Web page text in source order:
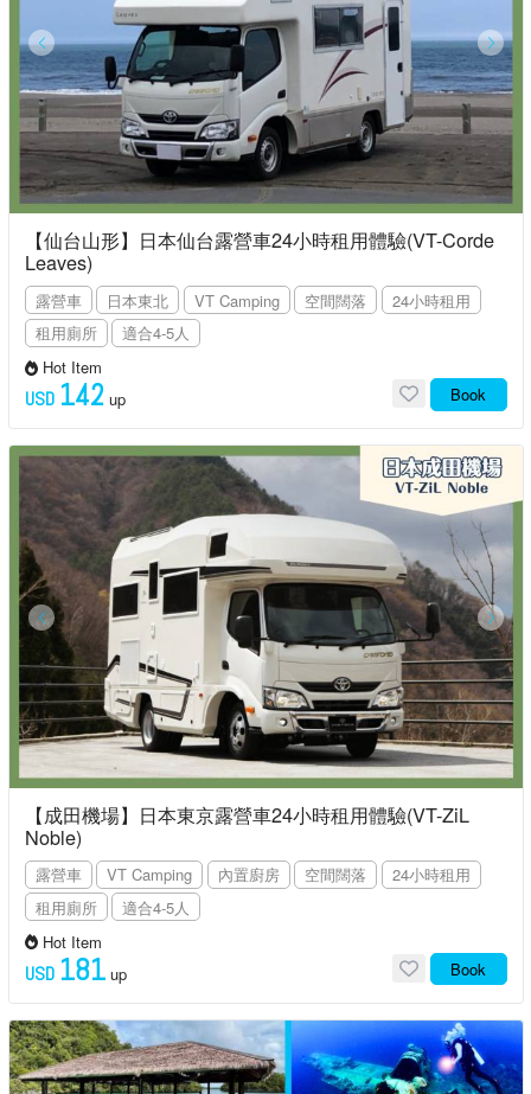
【仙台山形】日本仙台露營車24小時租用體驗(VT-Corde
Leaves)
露營車 日本東北 VT Camping 空間闊落
24小時租用
租用廁所
適合4-5人
Hot Item
USD 142 up Book
【成田機場】日本東京露營車24小時租用體驗(VT-ZiL
Noble)
露營車 VT Camping 內置廚房 空間闊落
24小時租用
租用廁所
適合4-5人
Hot Item
USD 181 up Book